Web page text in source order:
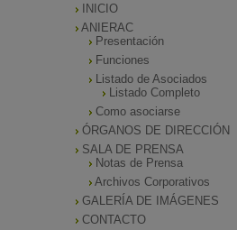
INICIO
ANIERAC
Presentación
Funciones
Listado de Asociados
Listado Completo
Como asociarse
ÓRGANOS DE DIRECCIÓN
SALA DE PRENSA
Notas de Prensa
Archivos Corporativos
GALERÍA DE IMÁGENES
CONTACTO